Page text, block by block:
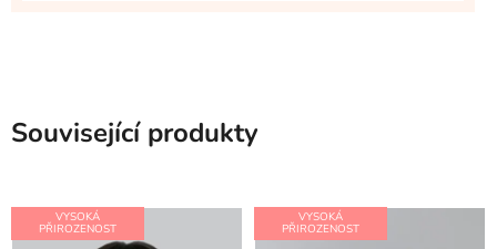
Související produkty
VYSOKÁ
PŘIROZENOST
VYSOKÁ
PŘIROZENOST